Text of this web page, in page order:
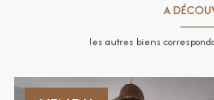
A
les autres biens